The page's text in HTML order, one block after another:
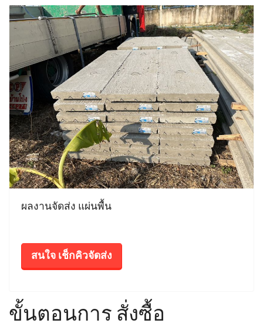
ผลงานจัดส่ง แผ่นพื้น
สนใจ เช็กคิวจัดส่ง
ขั้นตอนการ สั่งซื้อ